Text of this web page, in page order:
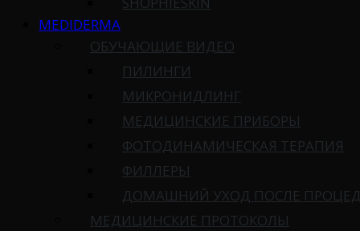
MEDIDERMA
ОБУЧАЮЩИЕ ВИДЕО
ПИЛИНГИ
МИКРОНИДЛИНГ
МЕДИЦИНСКИЕ ПРИБОРЫ
ФОТОДИНАМИЧЕСКАЯ ТЕРАПИЯ
ФИЛЛЕРЫ
ДОМАШНИЙ УХОД ПОСЛЕ
МЕДИЦИНСКИЕ ПРОТОКОЛЫ